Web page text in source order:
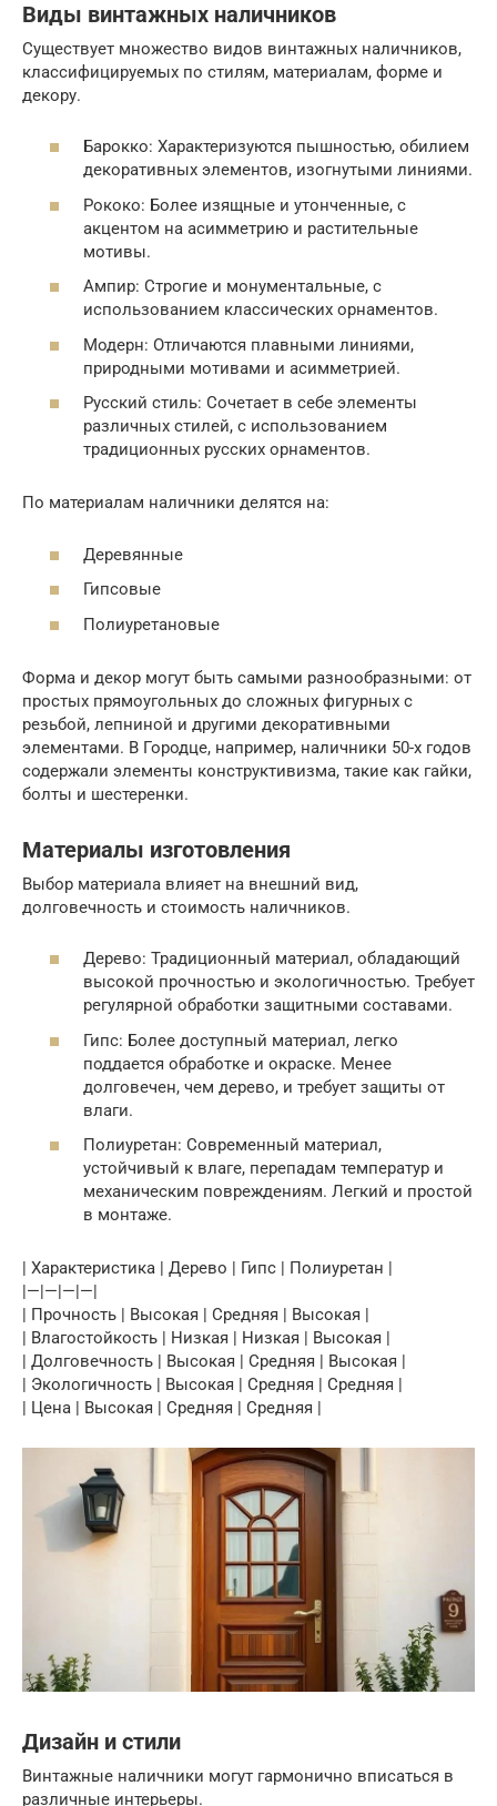
Виды винтажных наличников
Существует множество видов винтажных наличников,
классифицируемых по стилям, материалам, форме и
декору.
Барокко: Характеризуются пышностью, обилием
декоративных элементов, изогнутыми линиями.
Рококо: Более изящные и утонченные, с
акцентом на асимметрию и растительные
мотивы.
Ампир: Строгие и монументальные, с
использованием классических орнаментов.
Модерн: Отличаются плавными линиями,
природными мотивами и асимметрией.
Русский стиль: Сочетает в себе элементы
различных стилей, с использованием
традиционных русских орнаментов.
По материалам наличники делятся на:
Деревянные
Гипсовые
Полиуретановые
Форма и декор могут быть самыми разнообразными: от
простых прямоугольных до сложных фигурных с
резьбой, лепниной и другими декоративными
элементами. В Городце, например, наличники 50-х годов
содержали элементы конструктивизма, такие как гайки,
болты и шестеренки.
Материалы изготовления
Выбор материала влияет на внешний вид,
долговечность и стоимость наличников.
Дерево: Традиционный материал, обладающий
высокой прочностью и экологичностью. Требует
регулярной обработки защитными составами.
Гипс: Более доступный материал, легко
поддается обработке и окраске. Менее
долговечен, чем дерево, и требует защиты от
влаги.
Полиуретан: Современный материал,
устойчивый к влаге, перепадам температур и
механическим повреждениям. Легкий и простой
в монтаже.
| Характеристика | Дерево | Гипс | Полиуретан |
|—|—|—|—|
| Прочность | Высокая | Средняя | Высокая |
| Влагостойкость | Низкая | Низкая | Высокая |
| Долговечность | Высокая | Средняя | Высокая |
| Экологичность | Высокая | Средняя | Средняя |
| Цена | Высокая | Средняя | Средняя |
Дизайн и стили
Винтажные наличники могут гармонично вписаться в
различные интерьеры.